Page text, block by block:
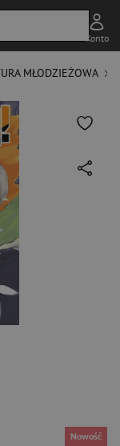
Konto
MŁODZIEŻOWA
Nowość